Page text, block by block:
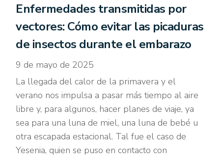
Enfermedades transmitidas por
vectores: Cómo evitar las picaduras
de insectos durante el embarazo
9 de mayo de 2025
La llegada del calor de la primavera y el
verano nos impulsa a pasar más tiempo al aire
libre y, para algunos, hacer planes de viaje, ya
sea para una luna de miel, una luna de bebé u
otra escapada estacional. Tal fue el caso de
Yesenia, quien se puso en contacto con